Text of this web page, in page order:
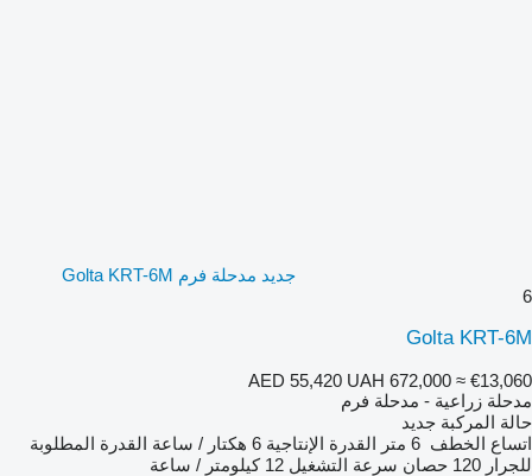
جديد مدحلة فرم Golta KRT-6M
6
Golta KRT-6M
AED 55,420 UAH 672,000 ≈ €13,060
مدحلة زراعية - مدحلة فرم
حالة المركبة جديد
اتساع الخطف 6 متر القدرة الإنتاجية 6 هكتار / ساعة
القدرة المطلوبة
للجرار 120 حصان سرعة التشغيل 12 كيلومتر / ساعة